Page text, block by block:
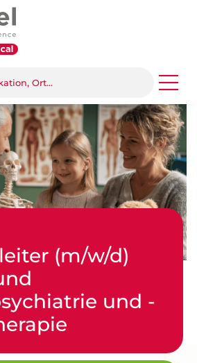
(m/w/d)
und -